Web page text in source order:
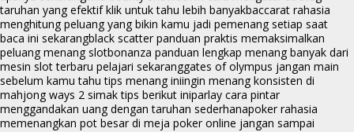
taruhan yang efektif klik untuk tahu lebih banyakbaccarat rahasia
menghitung peluang yang bikin kamu jadi pemenang setiap saat
baca ini sekarangblack scatter panduan praktis memaksimalkan
peluang menang slotbonanza panduan lengkap menang banyak dari
mesin slot terbaru pelajari sekaranggates of olympus jangan main
sebelum kamu tahu tips menang iniingin menang konsisten di
mahjong ways 2 simak tips berikut iniparlay cara pintar
menggandakan uang dengan taruhan sederhanapoker rahasia
memenangkan pot besar di meja poker online jangan sampai